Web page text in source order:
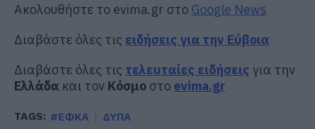
Ακολουθήστε το evima.gr στο Google News
Διαβάστε όλες τις ειδήσεις για την Εύβοια
Διαβάστε όλες τις τελευταίες ειδήσεις για την
Ελλάδα και τον Κόσμο στο evima.gr
TAGS: #ΕΦΚΑ ΔΥΠΑ